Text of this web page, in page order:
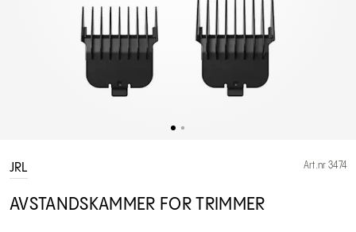
JRL Art.nr 3474
AVSTANDSKAMMER FOR TRIMMER